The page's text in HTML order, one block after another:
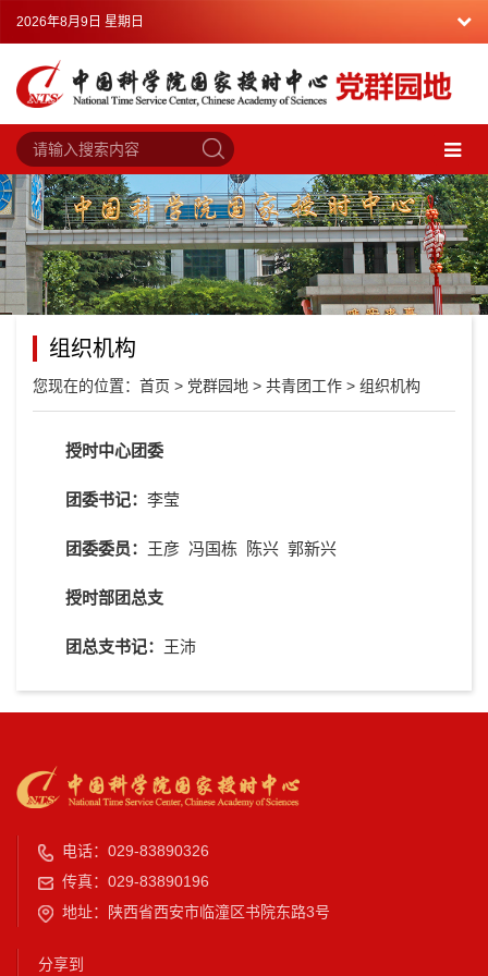
2026年8月9日 星期日
组织机构
您现在的位置： 首页 > 党群园地 > 共青团工作 > 组织机构
授时中心团委
团委书记： 李莹
团委委员： 王彦 冯国栋 陈兴 郭新兴
授时部团总支
团总支书记： 王沛
电话：029-83890326
传真：029-83890196
地址：陕西省西安市临潼区书院东路3号
分享到